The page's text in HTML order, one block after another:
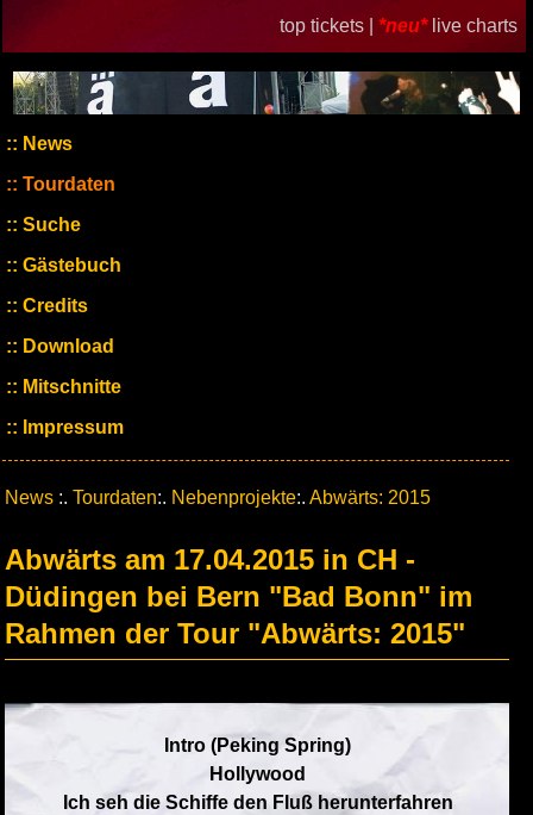
top tickets | *neu* live charts
News
Tourdaten
Suche
Gästebuch
Credits
Download
Mitschnitte
Impressum
News :. Tourdaten:. Nebenprojekte:. Abwärts: 2015
Abwärts am 17.04.2015 in CH -
Düdingen bei Bern "Bad Bonn" im
Rahmen der Tour "Abwärts: 2015"
Intro (Peking Spring)
Hollywood
Ich seh die Schiffe den Fluß herunterfahren